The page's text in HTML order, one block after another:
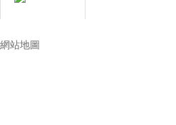
網站地圖